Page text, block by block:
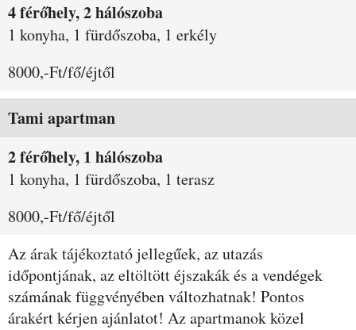
4 férőhely, 2 hálószoba
1 konyha, 1 fürdőszoba, 1 erkély
8000,-Ft/fő/éjtől
Tami apartman
2 férőhely, 1 hálószoba
1 konyha, 1 fürdőszoba, 1 terasz
8000,-Ft/fő/éjtől
Az árak tájékoztató jellegűek, az utazás
időpontjának, az eltöltött éjszakák és a vendégek
számának függvényében változhatnak! Pontos
árakért kérjen ajánlatot! Az apartmanok közel